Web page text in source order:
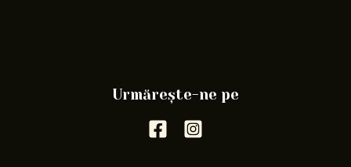
Urmărește-ne pe